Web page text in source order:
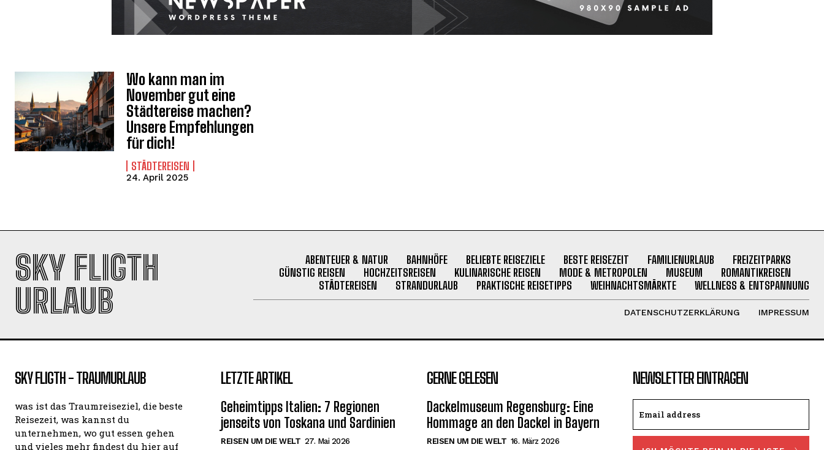
Wo kann man im
November gut eine
Städtereise machen?
Unsere Empfehlungen
für dich!
STÄDTEREISEN
24. April 2025
SKY FLIGTH
URLAUB
ABENTEUER & NATUR BAHNHÖFE BELIEBTE REISEZIELE BESTE REISEZEIT FAMILIENURLAUB
FREIZEITPARKS
GÜNSTIG REISEN
HOCHZEITSREISEN KULINARISCHE REISEN MODE & METROPOLEN MUSEUM
ROMANTIKREISEN
STÄDTEREISEN
STRANDURLAUB PRAKTISCHE REISETIPPS WEIHNACHTSMÄRKTE WELLNESS & ENTSPANNUNG
DATENSCHUTZERKLÄRUNG IMPRESSUM
SKY FLIGTH - TRAUMURLAUB
was ist das Traumreiseziel, die beste
Reisezeit, was kannst du
unternehmen, wo gut essen gehen
und vieles mehr findest du hier auf
LETZTE ARTIKEL
Geheimtipps Italien: 7 Regionen
jenseits von Toskana und Sardinien
REISEN UM DIE WELT 27. Mai 2026
GERNE GELESEN
Dackelmuseum Regensburg: Eine
Hommage an den Dackel in Bayern
REISEN UM DIE WELT 16. März 2026
NEWSLETTER EINTRAGEN